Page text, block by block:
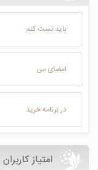
باید تست کنم
امضای من
در برنامه خرید
امتیاز کاربران